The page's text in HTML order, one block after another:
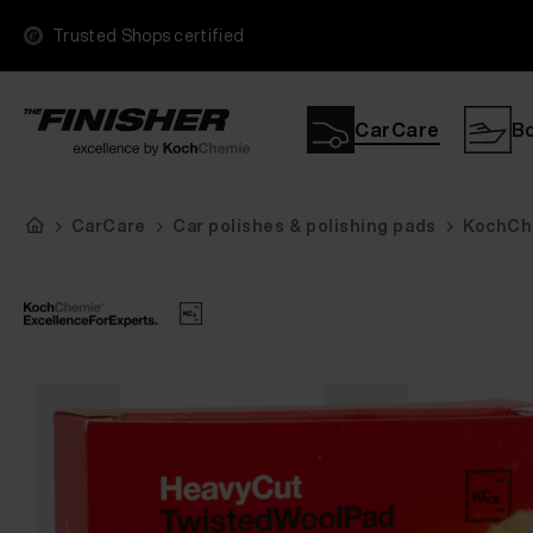
Trusted Shops certified
CarCare
CarCare Car polishes & polishing pads